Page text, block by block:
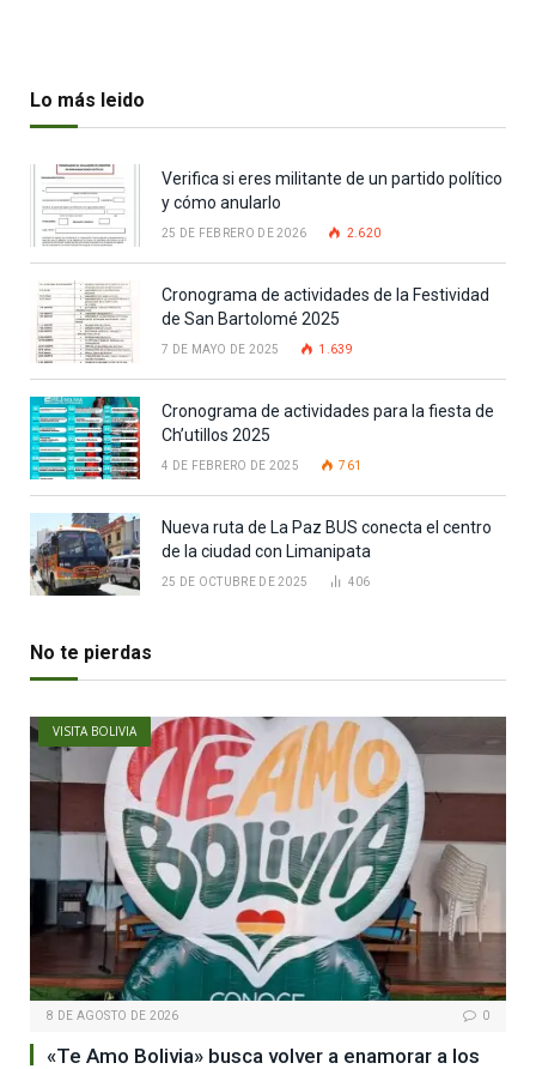
Lo más leido
Verifica si eres militante de un partido político
y cómo anularlo
25 DE FEBRERO DE 2026 2.620
Cronograma de actividades de la Festividad
de San Bartolomé 2025
7 DE MAYO DE 2025 1.639
Cronograma de actividades para la fiesta de
Ch’utillos 2025
4 DE FEBRERO DE 2025 761
Nueva ruta de La Paz BUS conecta el centro
de la ciudad con Limanipata
25 DE OCTUBRE DE 2025 406
No te pierdas
VISITA BOLIVIA
8 DE AGOSTO DE 2026 0
«Te Amo Bolivia» busca volver a enamorar a los